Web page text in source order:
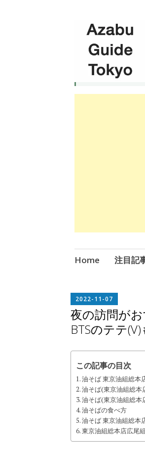
コ
ン
ツ
へ
ス
プ
Home 注目記
2022-11-07
CHIEF
夜の訪問が
BTSのテテ
この記事の目次
油そば 東京油組総本
油そば(東京油組総本
油そば(東京油組総本
油そばの食べ方
油そば 東京油組総本
東京油組総本店広尾